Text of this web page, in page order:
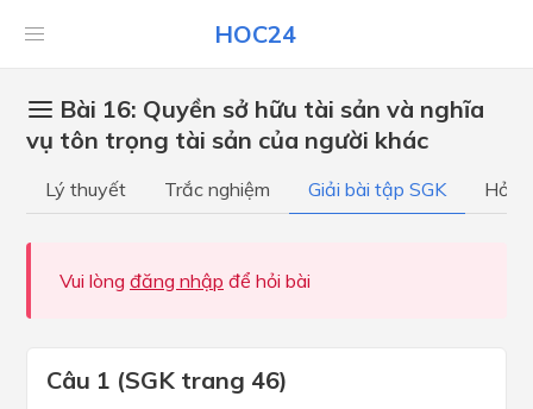
HOC24
Bài 16: Quyền sở hữu tài sản và nghĩa
vụ tôn trọng tài sản của người khác
Lý thuyết Trắc nghiệm Giải bài tập SGK Hỏi
Vui lòng đăng nhập để hỏi bài
Câu 1 (SGK trang 46)